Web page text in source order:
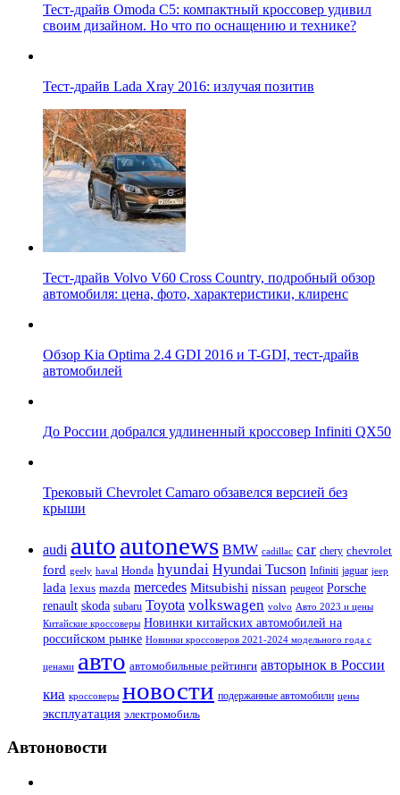
Тест-драйв Omoda C5: компактный кроссовер удивил
своим дизайном. Но что по оснащению и технике?
Тест-драйв Lada Xray 2016: излучая позитив
Тест-драйв Volvo V60 Cross Country, подробный обзор
автомобиля: цена, фото, характеристики, клиренс
Обзор Kia Optima 2.4 GDI 2016 и T-GDI, тест-драйв
автомобилей
До России добрался удлиненный кроссовер Infiniti QX50
Трековый Chevrolet Camaro обзавелся версией без
крыши
audi autoautonews BMW cadillac car chery chevrolet
ford geely haval Honda hyundai Hyundai Tucson Infiniti jaguar jeep
lada lexus mazda mercedes Mitsubishi nissan peugeot Porsche
renault skoda subaru Toyota volkswagen volvo Авто 2023 и цены
Китайские кроссоверы Новинки китайских автомобилей на
российском рынке Новинки кроссоверов 2021-2024 модельного года с
ценами авто автомобильные рейтинги авторынок в России
киа кроссоверы новости подержанные автомобили цены
эксплуатация электромобиль
Автоновости